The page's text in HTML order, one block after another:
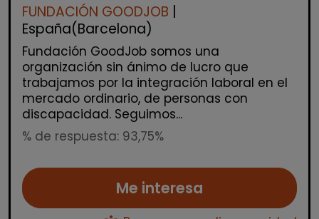
FUNDACIÓN GOODJOB
España(Barcelona)
Fundación GoodJob somos una
organización sin ánimo de lucro que
trabajamos por la integración laboral en el
mercado ordinario, de personas con
discapacidad. Seguimos...
% de respuesta: 93,75%
Me interesa